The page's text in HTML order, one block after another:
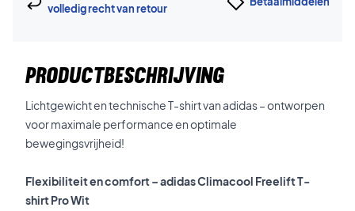
volledig recht van retour
PRODUCTBESCHRIJVING
Lichtgewicht en technische T-shirt van adidas – ontworpen
voor maximale performance en optimale
bewegingsvrijheid!
Flexibiliteit en comfort – adidas Climacool Freelift T-
shirt Pro Wit